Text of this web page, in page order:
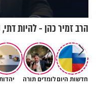
הרב זמיר כהן - להיות
חדשות היוםלומדים תורה
תעצרו לפני שאתם